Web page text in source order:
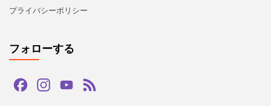
プライバシーポリシー
フォローする
FacebookInstagramYouTube